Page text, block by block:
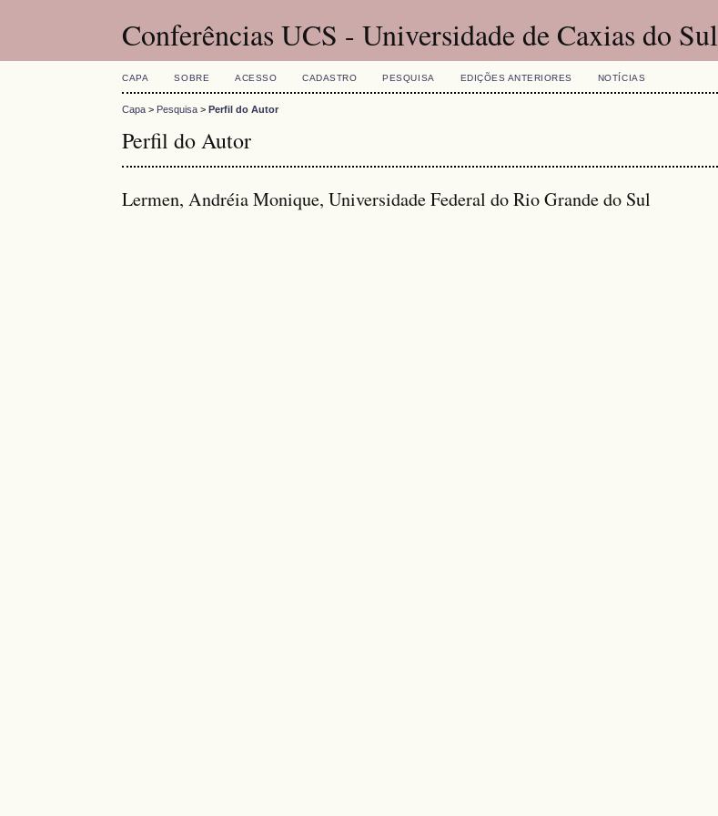
Conferências UCS - Universidade de Caxias do Sul
CAPA SOBRE ACESSO CADASTRO PESQUISA EDIÇÕES ANTERIORES NOTÍCIAS
Capa > Pesquisa >Perfil do Autor
Perfil do Autor
Lermen, Andréia Monique, Universidade Federal do Rio Grande do Sul